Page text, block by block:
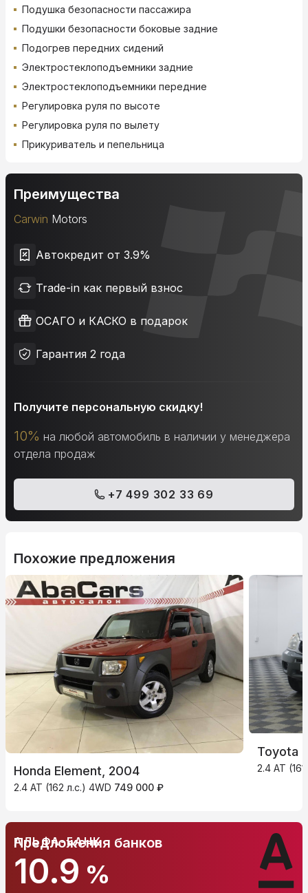
Подушка безопасности пассажира
Подушки безопасности боковые задние
Подогрев передних сидений
Электростеклоподъемники задние
Электростеклоподъемники передние
Регулировка руля по высоте
Регулировка руля по вылету
Прикуриватель и пепельница
Преимущества
Carwin Motors
Автокредит от 3.9%
Trade-in как первый взнос
ОСАГО и КАСКО в подарок
Гарантия 2 года
Получите персональную скидку!
10% на любой автомобиль в наличии у менеджера
отдела продаж
+7 499 302 33 69
Похожие предложения
Honda Element, 2004
2.4 AT (162 л.с.) 4WD 749 000 ₽
Toyota
2.4 AT
АЛЬФА-БАНК
10.9 %
Предложения банков